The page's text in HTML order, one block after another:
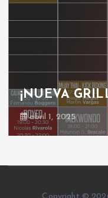
GRILLA
octubre 30, 2024